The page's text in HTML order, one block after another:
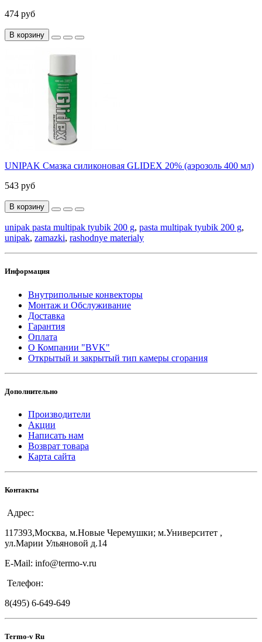
474 руб
В корзину
UNIPAK Смазка силиконовая GLIDEX 20% (аэрозоль 400 мл)
543 руб
В корзину
unipak pasta multipak tyubik 200 g, pasta multipak tyubik 200 g,
unipak, zamazki, rashodnye materialy
Информация
Внутрипольные конвекторы
Монтаж и Обслуживание
Доставка
Гарантия
Оплата
О Компании "BVK"
Открытый и закрытый тип камеры сгорания
Дополнительно
Производители
Акции
Написать нам
Возврат товара
Карта сайта
Контакты
Адрес:
117393,Москва, м.Новые Черемушки; м.Университет ,
ул.Марии Ульяновой д.14
E-Mail: info@termo-v.ru
Телефон:
8(495) 6-649-649
Termo-v Ru